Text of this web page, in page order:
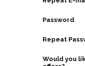
Password
Repeat
Would you